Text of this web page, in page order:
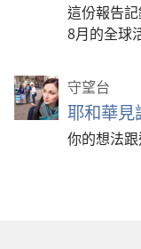
這份報告
8月的全球
守望台
耶和華見
你的想法